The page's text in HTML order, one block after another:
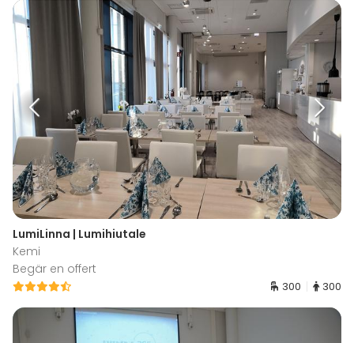
LumiLinna | Lumihiutale
Kemi
Begär en offert
300 300